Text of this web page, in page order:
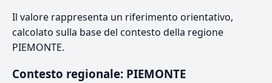
Il valore rappresenta un riferimento orientativo,
calcolato sulla base del contesto della regione
PIEMONTE.
Contesto regionale: PIEMONTE